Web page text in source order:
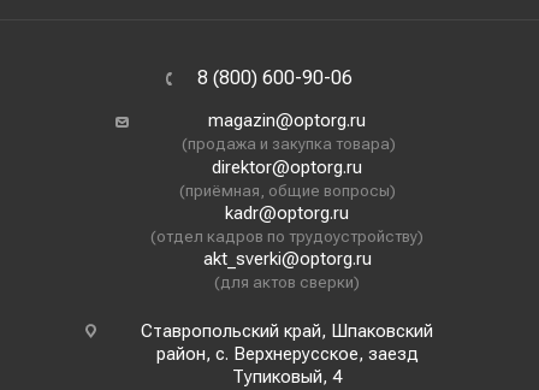
8 (800) 600-90-06
magazin@optorg.ru
(продажа и закупка товара)
direktor@optorg.ru
(приёмная, общие вопросы)
kadr@optorg.ru
(отдел кадров по трудоустройству)
akt_sverki@optorg.ru
(для актов сверки)
Ставропольский край, Шпаковский
район, с. Верхнерусское, заезд
Тупиковый, 4